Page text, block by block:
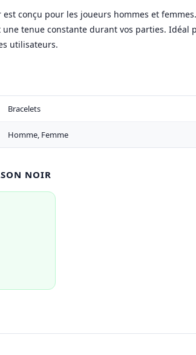
conçu pour les joueurs hommes et
tenue constante durant vos parties. Idéal
utilisateurs.
Bracelets
Homme, Femme
NOIR